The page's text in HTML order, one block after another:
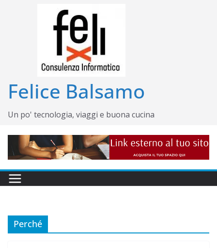
Felice Balsamo
Un po' tecnologia, viaggi e buona cucina
Perché